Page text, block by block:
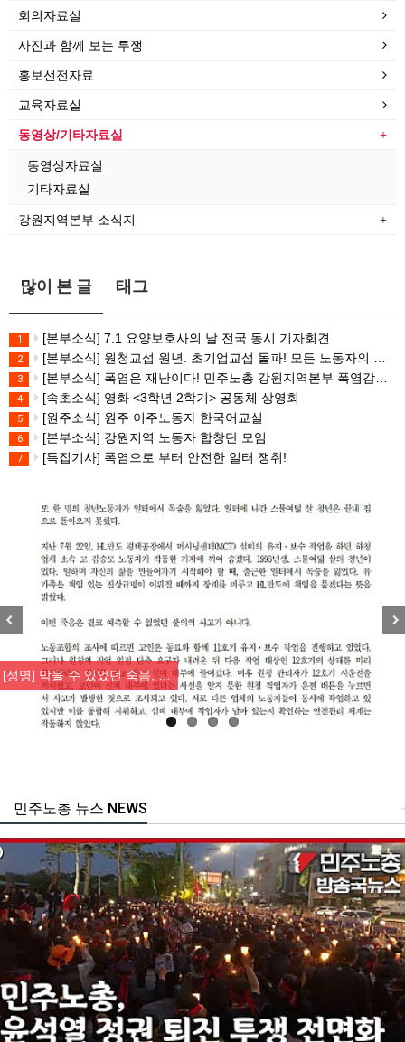
회의자료실
사진과 함께 보는 투쟁
홍보선전자료
교육자료실
동영상/기타자료실
동영상자료실
기타자료실
강원지역본부 소식지
많이 본 글 태그
1 [본부소식] 7.1 요양보호사의 날 전국 동시 기자회견
2 [본부소식] 원청교섭 원년. 초기업교섭 돌파! 모든 노동자의 노동기본권 쟁취! 민주노총 7.15 총파업대회
3 [본부소식] 폭염은 재난이다! 민주노총 강원지역본부 폭염감시단 선포 기자회견
4 [속초소식] 영화 <3학년 2학기> 공동체 상영회
5 [원주소식] 원주 이주노동자 한국어교실
6 [본부소식] 강원지역 노동자 합창단 모임
7 [특집기사] 폭염으로 부터 안전한 일터 쟁취!
[성명] 막을 수 있었던 죽음, …
주노총 뉴스 NEWS